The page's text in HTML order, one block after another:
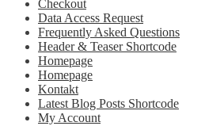
Checkout
Data Access Request
Frequently Asked Questions
Header & Teaser Shortcode
Homepage
Homepage
Kontakt
Latest Blog Posts Shortcode
My Account